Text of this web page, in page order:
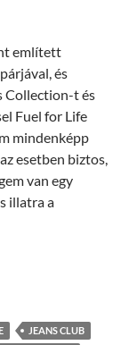
említett
és
Collection-t és
Fuel for Life
mindenképp
esetben biztos,
van egy
illatra a
JEANS CLUB